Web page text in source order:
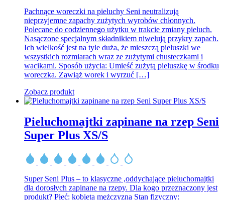
Pachnące woreczki na pieluchy Seni neutralizują
nieprzyjemne zapachy zużytych wyrobów chłonnych.
Polecane do codziennego użytku w trakcie zmiany pieluch.
Nasączone specjalnym składnikiem niwelują przykry zapach.
Ich wielkość jest na tyle duża, że mieszczą pieluszki we
wszystkich rozmiarach wraz ze zużytymi chusteczkami i
wacikami. Sposób użycia: Umieść zużytą pieluszkę w środku
woreczka. Zawiąż worek i wyrzuć […]
Zobacz produkt
Pieluchomajtki zapinane na rzep Seni
Super Plus XS/S
Super Seni Plus – to klasyczne ,oddychające pieluchomajtki
dla dorosłych zapinane na rzepy. Dla kogo przeznaczony jest
produkt? Płeć: kobieta mężczyzna Stan fizyczny: